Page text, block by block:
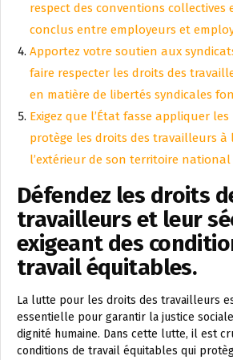
respect des conventions collectives
conclus entre employeurs et
Apportez votre soutien aux
faire respecter les droits des
en matière de libertés syndicales
Exigez que l’État fasse appliquer
protège les droits des travailleurs à
l’extérieur de son territoire national
Défendez les droits
travailleurs et leur
exigeant des
travail équitables.
La lutte pour les droits des travailleurs
essentielle pour garantir la justice
dignité humaine. Dans cette lutte, il est
conditions de travail équitables qui